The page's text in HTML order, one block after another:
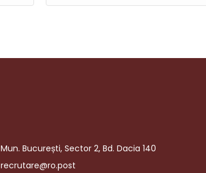
Mun. București, Sector 2, Bd. Dacia 140
recrutare@ro.post